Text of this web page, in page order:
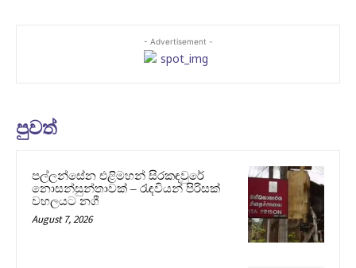
- Advertisement -
පුවත්
පල්ලන්සේන එළිමහන් සිරකඳවුරේ
නොසන්සුන්තාවක් – රැඳවියන් පිරිසක්
වහලයට නගී
August 7, 2026